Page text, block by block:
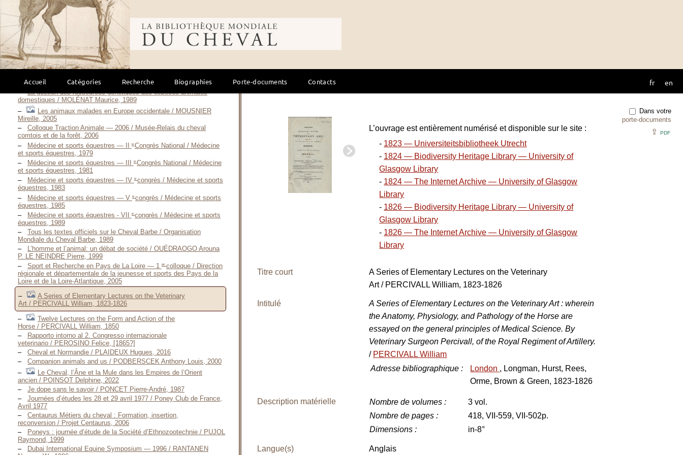
Bibliothèque mondiale du cheval
Accueil Catégories Recherche Biographies Porte-documents Contacts fr en
Applied equine nutrition and training — 2015 / LINDNER Arno, 2015
Architecture équestre / LIÉVAUX Pascal, Octobre 2010
Le cheval au Moyen Âge / LORANS Élisabeth, 2017
Deuxièmes journées nationales de rééducation par l’équitation - 7 &
8 Décembre 1972 / LUBERSAC Renée DE, 1972
Le cheval en Normandie / MANNEVILLE Philippe, 1996
13eJournées du Grenier de Theix / MARTIN-ROSSET, William,
1984
Eisenmann / MASHKOUR Marjan, 2006
La gestion des ressources génétiques des espèces animales
domestiques / MOLÉNAT Maurice, 1989
Les animaux malades en Europe occidentale / MOUSNIER
Mireille, 2005
Colloque Traction Animale — 2006 / Musée-Relais du cheval
comtois et de la forêt, 2006
Médecine et sports équestres — II e Congrès National / Médecine
et sports équestres, 1979
Médecine et sports équestres — III
e Congrès National / Médecine
et sports équestres, 1981
Médecine et sports équestres — IV e congrès / Médecine et sports
équestres, 1983
Médecine et sports équestres — V e congrès / Médecine et sports
équestres, 1985
Médecine et sports équestres - VII
e congrès / Médecine et sports
équestres, 1989
Tous les textes officiels sur le Cheval Barbe / Organisation
Mondiale du Cheval Barbe, 1989
L’homme et l’animal: un débat de société / OUÉDRAOGO Arouna
P. LE NEINDRE Pierre, 1999
Sport et Recherche en Pays de La Loire — 1 er colloque / Direction
régionale et départementale de la jeunesse et sports des Pays de la
Loire et de la Loire-Atlantique, 2005
A Series of Elementary Lectures on the Veterinary
Art / PERCIVALL William, 1823-1826
Twelve Lectures on the Form and Action of the
Horse / PERCIVALL William, 1850
Rapporto intorno al 2. Congresso internazionale
veterinario / PEROSINO Felice, [1865?]
Cheval et Normandie / PLAIDEUX Hugues, 2016
Companion animals and us / PODBERSCEK Anthony Louis, 2000
Le Cheval, l’Âne et la Mule dans les Empires de l’Orient
ancien / POINSOT Delphine, 2022
Je dope sans le savoir / PONCET Pierre-André, 1987
Journées d’études les 28 et 29 avril 1977 / Poney Club de France,
Avril 1977
Centaurus Métiers du cheval : Formation, insertion,
reconversion / Projet Centaurus, 2006
Poneys : journée d’étude de la Société d’Ethnozootechnie / PUJOL
Raymond, 1999
Dubai International Equine Symposium — 1996 / RANTANEN
Dans votre
porte-documents
⇪ PDF
L’ouvrage est entièrement numérisé et disponible sur le site :
- 1823 — Universiteitsbibliotheek Utrecht
- 1824 — Biodiversity Heritage Library — University of
Glasgow Library
- 1824 — The Internet Archive — University of Glasgow
Library
- 1826 — Biodiversity Heritage Library — University of
Glasgow Library
- 1826 — The Internet Archive — University of Glasgow
Library
Titre court
A Series of Elementary Lectures on the Veterinary
Art / PERCIVALL William, 1823-1826
Intitulé
A Series of Elementary Lectures on the Veterinary Art : wherein
the Anatomy, Physiology, and Pathology of the Horse are
essayed on the general principles of Medical Science. By
Veterinary Surgeon Percivall, of the Royal Regiment of Artillery.
/ PERCIVALL William
Adresse bibliographique : London , Longman, Hurst, Rees,
Orme, Brown & Green, 1823-1826
Description matérielle Nombre de volumes :
3 vol.
Nombre de pages :
418, VII-559, VII-502p.
Dimensions : in-8°
Langue(s) Anglais